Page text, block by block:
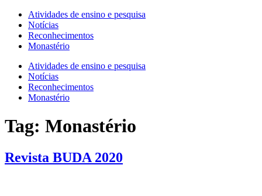
Atividades de ensino e pesquisa
Notícias
Reconhecimentos
Monastério
Atividades de ensino e pesquisa
Notícias
Reconhecimentos
Monastério
Tag: Monastério
Revista BUDA 2020